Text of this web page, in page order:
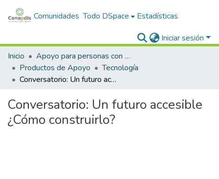
Comunidades Todo DSpace Estadísticas
Iniciar sesión
Inicio
Apoyo para personas con discapacidad
Productos de Apoyo
Tecnología
Conversatorio: Un futuro accesible ¿Cómo construirlo?
Conversatorio: Un futuro accesible
¿Cómo construirlo?